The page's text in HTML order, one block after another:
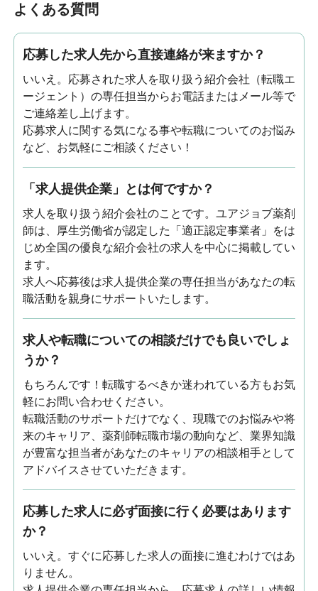
よくある質問
応募した求人先から直接連絡が来ますか？
いいえ。応募された求人を取り扱う紹介会社（転職エ
ージェント）の専任担当からお電話またはメール等で
ご連絡差し上げます。
応募求人に関する気になる事や転職についてのお悩み
など、お気軽にご相談ください！
「求人提供企業」とは何ですか？
求人を取り扱う紹介会社のことです。ユアジョブ薬剤
師は、厚生労働省が認定した「適正認定事業者」をは
じめ全国の優良な紹介会社の求人を中心に掲載してい
ます。
求人へ応募後は求人提供企業の専任担当があなたの転
職活動を親身にサポートいたします。
求人や転職についての相談だけでも良いでしょ
うか？
もちろんです！転職するべきか迷われている方もお気
軽にお問い合わせください。
転職活動のサポートだけでなく、現職でのお悩みや将
来のキャリア、薬剤師転職市場の動向など、業界知識
が豊富な担当者があなたのキャリアの相談相手として
アドバイスさせていただきます。
応募した求人に必ず面接に行く必要はあります
か？
いいえ。すぐに応募した求人の面接に進むわけではあ
りません。